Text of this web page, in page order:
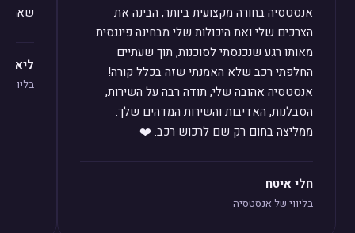
אנסטסיה בחורה מקצועית ביותר, הבינה את
הצרכים שלי ואת היכולות שלי מבחינה פיננסית.
מאותו רגע שנכנסתי לסוכנות, תוך שעתיים
החלפתי רכב שלא האמנתי שזה בכלל קורה!
אנסטסיה אהובה שלי, תודה רבה על השירות,
הסבלנות, האדיבות והשירות המדהים שלך.
ממליצה בחום רק שם לרכוש רכב. ❤️
חלי איטח
בליווי של אנסטסיה
ליאת
בליווי